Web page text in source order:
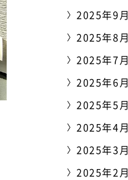
2025年9月
2025年8月
2025年7月
2025年6月
2025年5月
2025年4月
2025年3月
2025年2月